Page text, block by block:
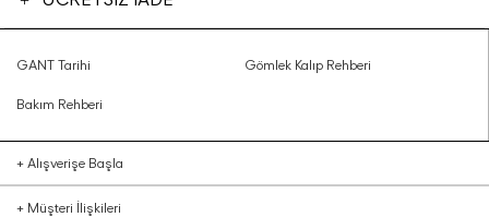
GANT Tarihi Gömlek Kalıp Rehberi
Bakım Rehberi
+ Alışverişe Başla
+ Müşteri İlişkileri